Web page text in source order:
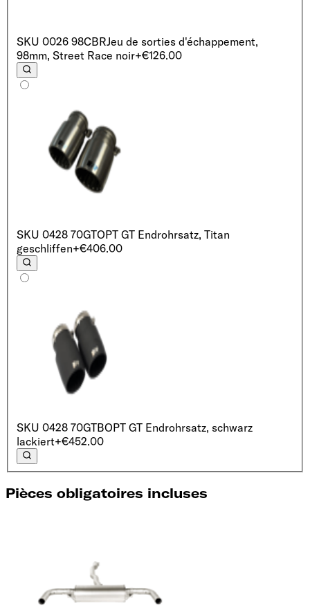
SKU 0026 98CBRJeu de sorties d'échappement,
98mm, Street Race noir+€126.00
SKU 0428 70GTOPT GT Endrohrsatz, Titan
geschliffen+€406.00
SKU 0428 70GTBOPT GT Endrohrsatz, schwarz
lackiert+€452.00
Pièces obligatoires incluses